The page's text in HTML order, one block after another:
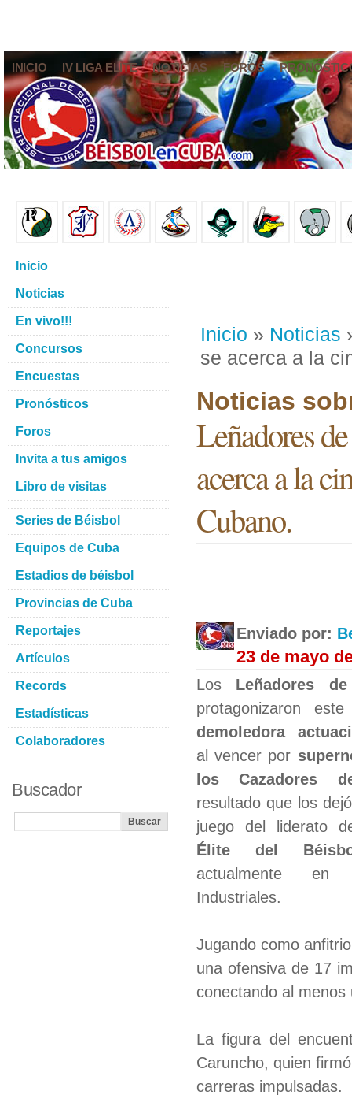
INICIO IV LIGA ELITE NOTICIAS FOROS
Inicio » Noticias
se acerca a la
Noticias
Leñadores
acerca a la
Cubano.
Enviado por:
23 de mayo
Los Leñadores
protagonizaron
demoledora
al vencer por
los Cazadores
resultado que los
juego del liderato
Élite del
actualmente
Industriales.
Jugando como
una ofensiva de 17
conectando al menos
La figura del
Caruncho, quien
carreras impulsadas.
Inicio
Noticias
En vivo!!!
Concursos
Encuestas
Pronósticos
Foros
Invita a tus amigos
Libro de visitas
Series de Béisbol
Equipos de Cuba
Estadios de béisbol
Provincias de Cuba
Reportajes
Artículos
Records
Estadísticas
Colaboradores
Buscador